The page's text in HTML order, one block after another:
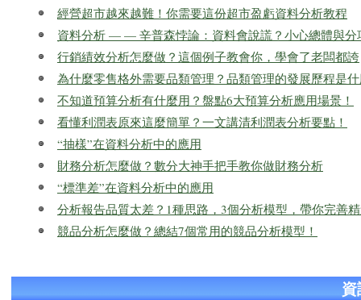
經營超市越來越難！你需要這份超市盈虧資料分析教程
資料分析 — — 辛普森悖論：資料會說謊？小心總體與分
行銷績效分析怎麼做？這個例子教會你，學會了老闆都誇
為什麼零售格外需要品類管理？品類管理的發展歷程是
不知道預算分析有什麼用？盤點6大預算分析應用場景！
看懂利潤表原來這麼簡單？一文講清利潤表分析要點！
“抽樣”在資料分析中的應用
財務分析怎麼做？數分大神手把手教你做財務分析
“標準差”在資料分析中的應用
分析報告品質太差？1種思路，3個分析模型，帶你完善
競品分析怎麼做？總結7個常用的競品分析模型！